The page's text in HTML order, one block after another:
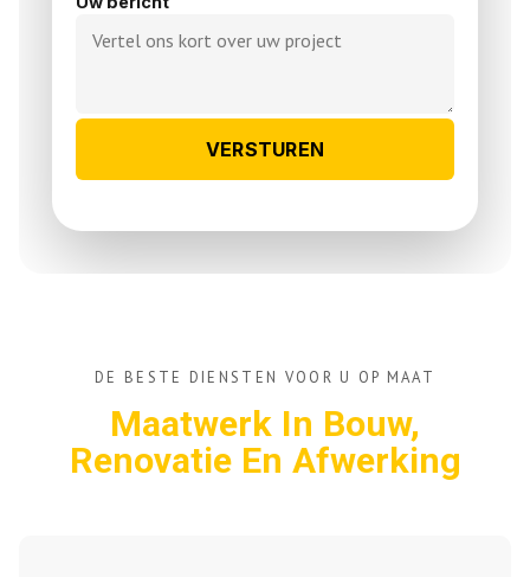
VERSTUREN
DE BESTE DIENSTEN VOOR U OP MAAT
Maatwerk In Bouw,
Renovatie En Afwerking